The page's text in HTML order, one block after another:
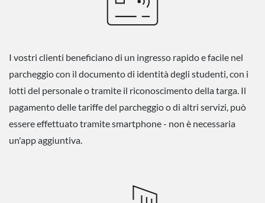
I vostri clienti beneficiano di un ingresso rapido e facile nel
parcheggio con il documento di identità degli studenti, con i
lotti del personale o tramite il riconoscimento della targa. Il
pagamento delle tariffe del parcheggio o di altri servizi, può
essere effettuato tramite smartphone - non è necessaria
un'app aggiuntiva.